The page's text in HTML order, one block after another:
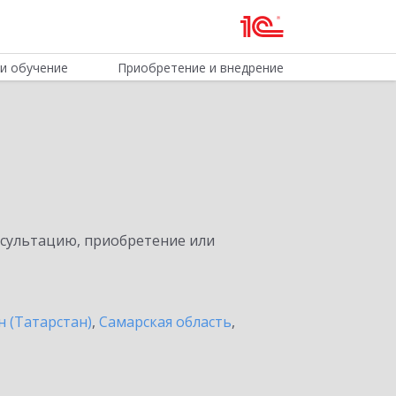
обучение Приобретение и внедрение
приобретение или
(Татарстан), Самарская область,